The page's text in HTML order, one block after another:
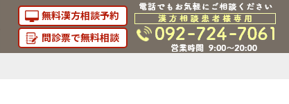
無料漢方相談予約
問診票で無料相談